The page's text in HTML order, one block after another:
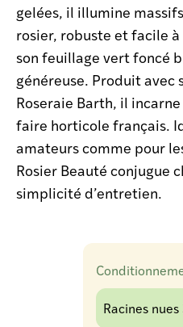
gelées, il illumine
rosier, robuste et facile
son feuillage vert foncé
généreuse. Produit avec
Roseraie Barth, il
faire horticole français.
amateurs comme pour
Rosier Beauté conjugue
simplicité d’entretien.
Racines